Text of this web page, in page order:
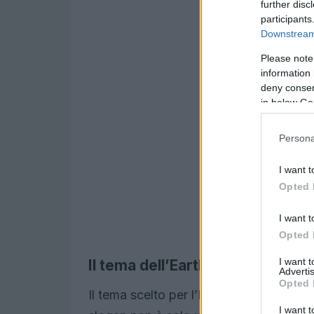
further
Please
information
deny
in below
I want
Opted
I want
Opted
I want
Opted
I want
Il tema dell’Earth Day 2025
Il tema scelto per l’Earth Day 2025 è